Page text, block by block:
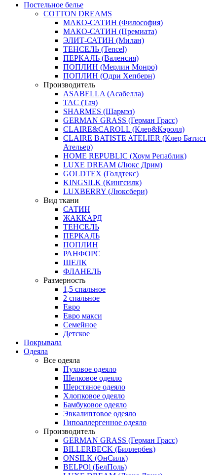
Постельное белье
COTTON DREAMS
МАКО-САТИН (Философия)
МАКО-САТИН (Премиата)
ЭЛИТ-САТИН (Милан)
ТЕНСЕЛЬ (Tencel)
ПЕРКАЛЬ (Валенсия)
ПОПЛИН (Мерлин Монро)
ПОПЛИН (Одри Хепберн)
Производитель
ASABELLA (Асабелла)
TAC (Тач)
SHARMES (Шармэз)
GERMAN GRASS (Герман Грасс)
CLAIRE&CAROLL (Клер&Кэролл)
CLAIRE BATISTE ATELIER (Клер Батист
Ательер)
HOME REPUBLIC (Хоум Репаблик)
LUXE DREAM (Люкс Дрим)
GOLDTEX (Голдтекс)
KINGSILK (Кингсилк)
LUXBERRY (Люксбери)
Вид ткани
САТИН
ЖАККАРД
ТЕНСЕЛЬ
ПЕРКАЛЬ
ПОПЛИН
РАНФОРС
ШЕЛК
ФЛАНЕЛЬ
Размерность
1,5 спальное
2 спальное
Евро
Евро макси
Семейное
Детское
Покрывала
Одеяла
Все одеяла
Пуховое одеяло
Шелковое одеяло
Шерстяное одеяло
Хлопковое одеяло
Бамбуковое одеяло
Эвкалиптовое одеяло
Гипоаллергенное одеяло
Производитель
GERMAN GRASS (Герман Грасс)
BILLERBECK (Биллербек)
ONSILK (ОнСилк)
BELPOl (БелПоль)